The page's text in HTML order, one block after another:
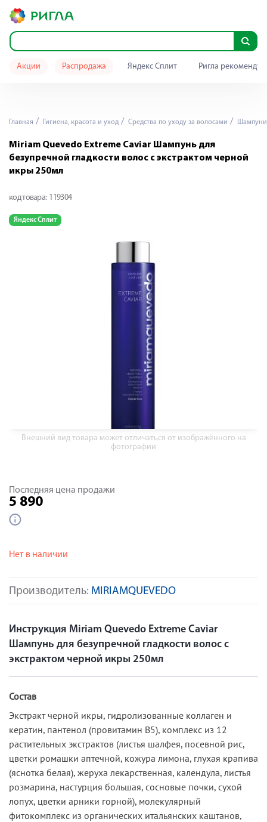
Акции Распродажа Яндекс Сплит Ригла
Главная Гигиена, красота и уход Средства по уходу за волосами Шампуни
Miriam Quevedo Extreme Caviar Шампунь для
безупречной гладкости волос с экстрактом черной
икры 250мл
код товара: 119304
Яндекс Сплит
Внешний вид товара может отличаться от изображённого на
фотографии
Производитель: MIRIAMQUEVEDO
Последняя цена продажи
5 890
Нет в наличии
Инструкция Miriam Quevedo Extreme Caviar
Шампунь для безупречной гладкости волос с
экстрактом черной икры 250мл
Состав
Экстракт черной икры, гидролизованные коллаген и
кератин, пантенол (провитамин В5), комплекс из 12
растительных экстрактов (листья шалфея, посевной рис,
цветки ромашки аптечной, кожура лимона, глухая крапива
(яснотка белая), жеруха лекарственная, календула, листья
розмарина, настурция большая, сосновые почки, сухой
лопух, цветки арники горной), молекулярный
фитокомплекс из органических итальянских каштанов,